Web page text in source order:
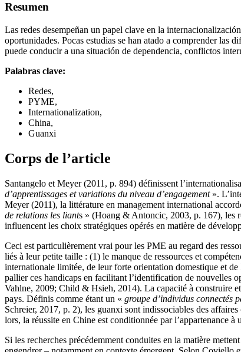
Resumen
Las redes desempeñan un papel clave en la
oportunidades. Pocas estudias se han atado a comprender las
puede conducir a una situación de dependencia, conflictos
Palabras clave:
Redes,
PYME,
Internationalization,
China,
Guanxi
Corps de l’article
Santangelo et Meyer (2011, p. 894) définissent
d’apprentissages et variations du niveau d’engagement».
Meyer (2011), la littérature en management international
de relations les liants » (Hoang & Antoncic, 2003, p. 167), les
influencent les choix stratégiques opérés en matière de
Ceci est particulièrement vrai pour les PME au regard des
liés à leur petite taille : (1) le manque de ressources et
internationale limitée, de leur forte orientation domestique et
pallier ces handicaps en facilitant l’identification de nouvelles
Vahlne, 2009; Child & Hsieh, 2014). La capacité à construire
pays. Définis comme étant un « groupe d’individus connectés
Schreier, 2017, p. 2), les guanxi sont indissociables des
lors, la réussite en Chine est conditionnée par l’appartenance à
Si les recherches précédemment conduites en la matière